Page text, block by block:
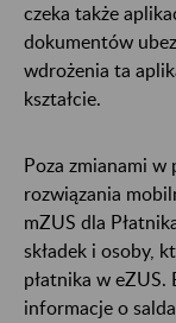
czeka także
dokumentów
wdrożenia ta
kształcie.
Poza zmianami
rozwiązania
mZUS dla
składek i osoby,
płatnika w eZUS.
informacje o